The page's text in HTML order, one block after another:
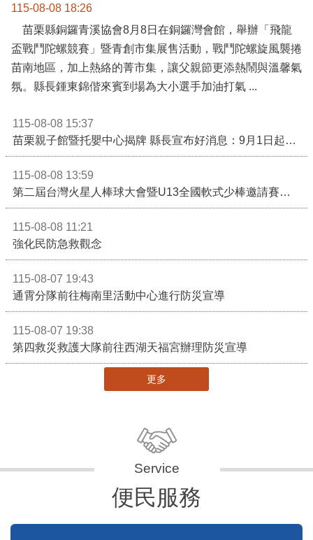
115-08-08 18:26
苗栗縣銅鑼青溪協會8月8日在銅鑼灣會館，舉辦「飛龍
盃戰鬥陀螺競賽」暨青創市集展售活動，戰鬥陀螺旋風襲捲
苗南地區，加上熱絡的菁市集，讓父親節更添熱鬧與溫馨氣
115-08-08 15:37
115-08-08 13:59
115-08-08 11:21
強化民防急救觀念
115-08-07 19:43
通霄分隊前往梅南里活動中心進行防災宣導
115-08-07 19:38
第四救災救護大隊前往西湖天福宮辦理防災宣導
更多
便民服務